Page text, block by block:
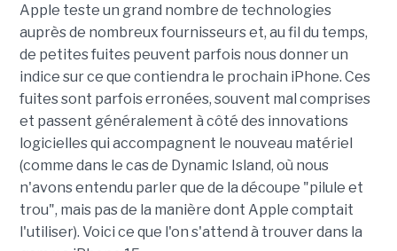
Apple teste un grand nombre de technologies
auprès de nombreux fournisseurs et, au fil du temps,
de petites fuites peuvent parfois nous donner un
indice sur ce que contiendra le prochain iPhone. Ces
fuites sont parfois erronées, souvent mal comprises
et passent généralement à côté des innovations
logicielles qui accompagnent le nouveau matériel
(comme dans le cas de Dynamic Island, où nous
n'avons entendu parler que de la découpe "pilule et
trou", mais pas de la manière dont Apple comptait
l'utiliser). Voici ce que l'on s'attend à trouver dans la